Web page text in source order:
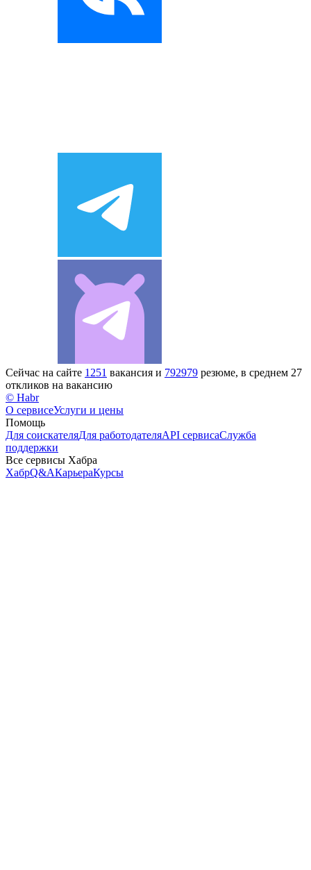
Сейчас на сайте 1251 вакансия и 792979 резюме, в среднем 27
откликов на вакансию
© Habr
О сервисеУслуги и цены
Помощь
Для соискателяДля работодателяAPI сервисаСлужба
поддержки
Все сервисы Хабра
ХабрQ&AКарьераКурсы